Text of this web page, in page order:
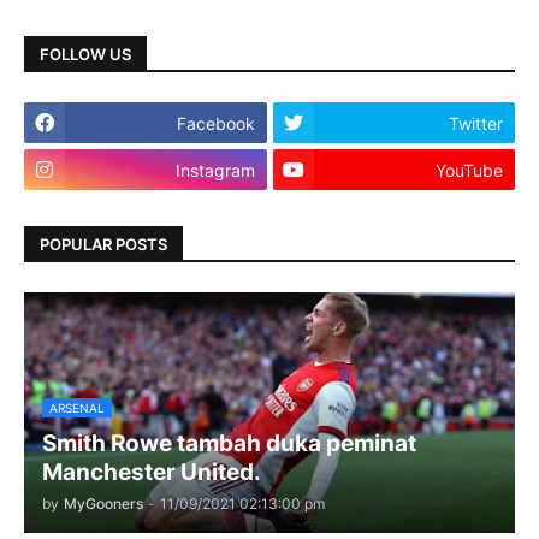
FOLLOW US
Facebook Twitter
Instagram YouTube
POPULAR POSTS
ARSENAL
Smith Rowe tambah duka peminat
Manchester United.
by MyGooners - 11/09/2021 02:13:00 pm